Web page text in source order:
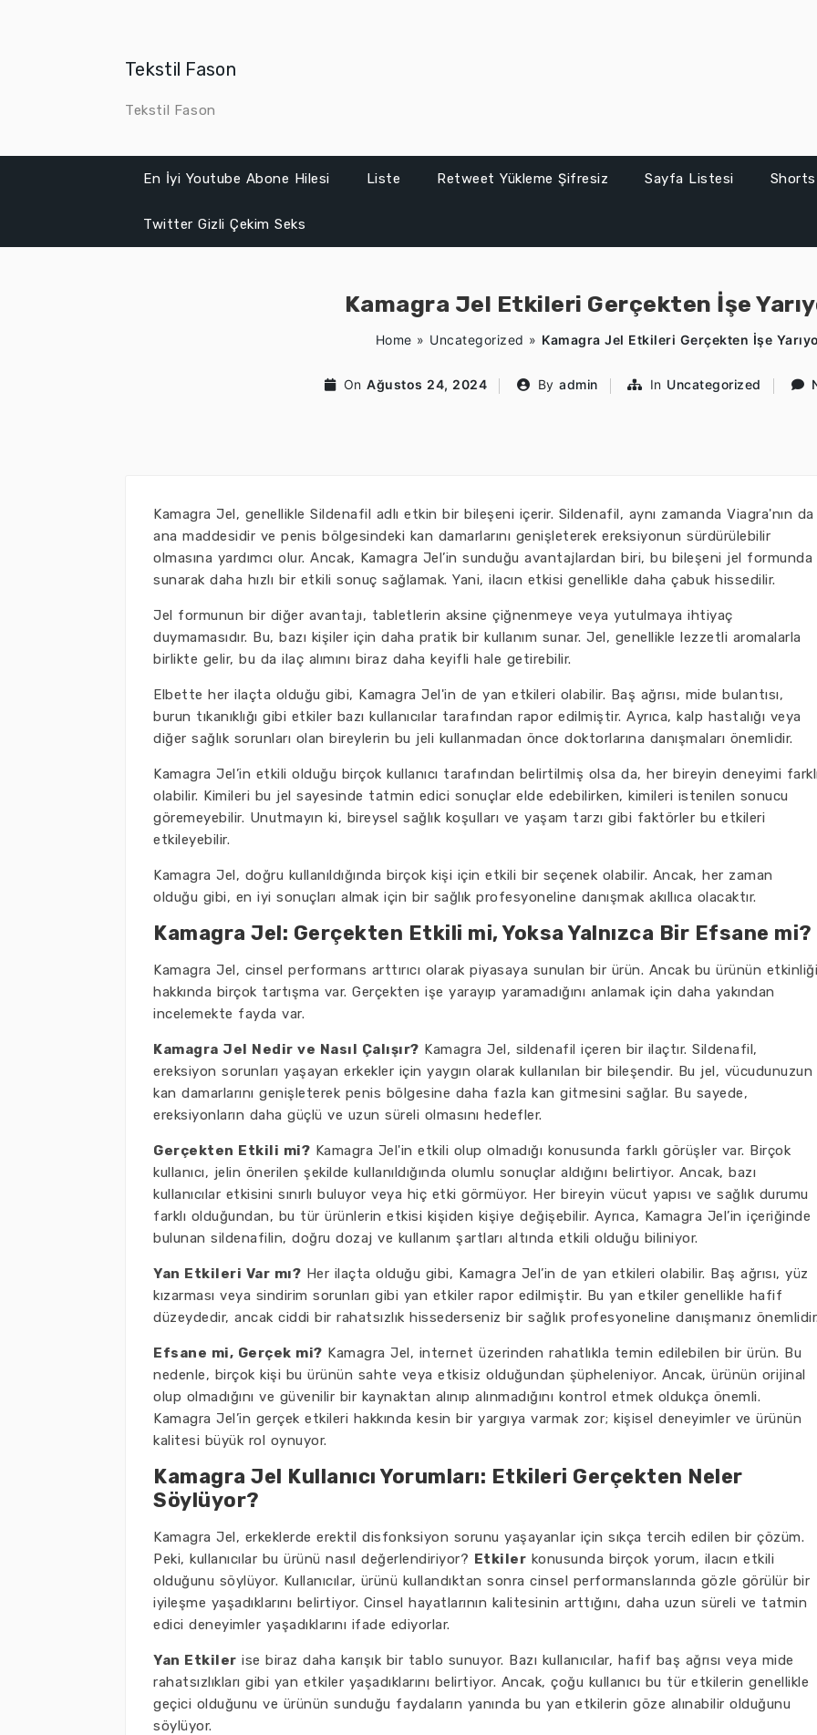
Tekstil Fason
Tekstil Fason
En İyi Youtube Abone Hilesi Liste Retweet Yükleme Şifresiz Sayfa Listesi
Twitter Gizli Çekim Seks
Kamagra Jel Etkileri Gerçekten İşe
Home » Uncategorized » Kamagra Jel Etkileri Gerçekten İşe
On Ağustos 24, 2024 By admin In Uncategorized
Kamagra Jel, genellikle Sildenafil adlı etkin bir bileşeni içerir. Sildenafil, aynı zamanda Viagra'nın da
ana maddesidir ve penis bölgesindeki kan damarlarını genişleterek ereksiyonun sürdürülebilir
olmasına yardımcı olur. Ancak, Kamagra Jel’in sunduğu avantajlardan biri, bu bileşeni jel formunda
sunarak daha hızlı bir etkili sonuç sağlamak. Yani, ilacın etkisi genellikle daha çabuk hissedilir.
Jel formunun bir diğer avantajı, tabletlerin aksine çiğnenmeye veya yutulmaya ihtiyaç
duymamasıdır. Bu, bazı kişiler için daha pratik bir kullanım sunar. Jel, genellikle lezzetli aromalarla
birlikte gelir, bu da ilaç alımını biraz daha keyifli hale getirebilir.
Elbette her ilaçta olduğu gibi, Kamagra Jel'in de yan etkileri olabilir. Baş ağrısı, mide bulantısı,
burun tıkanıklığı gibi etkiler bazı kullanıcılar tarafından rapor edilmiştir. Ayrıca, kalp hastalığı veya
diğer sağlık sorunları olan bireylerin bu jeli kullanmadan önce doktorlarına danışmaları önemlidir.
Kamagra Jel’in etkili olduğu birçok kullanıcı tarafından belirtilmiş olsa da, her bireyin deneyimi
olabilir. Kimileri bu jel sayesinde tatmin edici sonuçlar elde edebilirken, kimileri istenilen sonucu
göremeyebilir. Unutmayın ki, bireysel sağlık koşulları ve yaşam tarzı gibi faktörler bu etkileri
etkileyebilir.
Kamagra Jel, doğru kullanıldığında birçok kişi için etkili bir seçenek olabilir. Ancak, her zaman
olduğu gibi, en iyi sonuçları almak için bir sağlık profesyoneline danışmak akıllıca olacaktır.
Kamagra Jel: Gerçekten Etkili mi, Yoksa Yalnızca Bir Efsane mi?
Kamagra Jel, cinsel performans arttırıcı olarak piyasaya sunulan bir ürün. Ancak bu ürünün etkinliği
hakkında birçok tartışma var. Gerçekten işe yarayıp yaramadığını anlamak için daha yakından
incelemekte fayda var.
Kamagra Jel Nedir ve Nasıl Çalışır? Kamagra Jel, sildenafil içeren bir ilaçtır. Sildenafil,
ereksiyon sorunları yaşayan erkekler için yaygın olarak kullanılan bir bileşendir. Bu jel, vücudunuzun
kan damarlarını genişleterek penis bölgesine daha fazla kan gitmesini sağlar. Bu sayede,
ereksiyonların daha güçlü ve uzun süreli olmasını hedefler.
Gerçekten Etkili mi? Kamagra Jel'in etkili olup olmadığı konusunda farklı görüşler var. Birçok
kullanıcı, jelin önerilen şekilde kullanıldığında olumlu sonuçlar aldığını belirtiyor. Ancak, bazı
kullanıcılar etkisini sınırlı buluyor veya hiç etki görmüyor. Her bireyin vücut yapısı ve sağlık durumu
farklı olduğundan, bu tür ürünlerin etkisi kişiden kişiye değişebilir. Ayrıca, Kamagra Jel’in içeriğinde
bulunan sildenafilin, doğru dozaj ve kullanım şartları altında etkili olduğu biliniyor.
Yan Etkileri Var mı? Her ilaçta olduğu gibi, Kamagra Jel’in de yan etkileri olabilir. Baş ağrısı, yüz
kızarması veya sindirim sorunları gibi yan etkiler rapor edilmiştir. Bu yan etkiler genellikle hafif
düzeydedir, ancak ciddi bir rahatsızlık hissederseniz bir sağlık profesyoneline danışmanız
Efsane mi, Gerçek mi? Kamagra Jel, internet üzerinden rahatlıkla temin edilebilen bir ürün. Bu
nedenle, birçok kişi bu ürünün sahte veya etkisiz olduğundan şüpheleniyor. Ancak, ürünün orijinal
olup olmadığını ve güvenilir bir kaynaktan alınıp alınmadığını kontrol etmek oldukça önemli.
Kamagra Jel’in gerçek etkileri hakkında kesin bir yargıya varmak zor; kişisel deneyimler ve ürünün
kalitesi büyük rol oynuyor.
Kamagra Jel Kullanıcı Yorumları: Etkileri Gerçekten Neler
Söylüyor?
Kamagra Jel, erkeklerde erektil disfonksiyon sorunu yaşayanlar için sıkça tercih edilen bir çözüm.
Peki, kullanıcılar bu ürünü nasıl değerlendiriyor? Etkiler konusunda birçok yorum, ilacın etkili
olduğunu söylüyor. Kullanıcılar, ürünü kullandıktan sonra cinsel performanslarında gözle görülür bir
iyileşme yaşadıklarını belirtiyor. Cinsel hayatlarının kalitesinin arttığını, daha uzun süreli ve tatmin
edici deneyimler yaşadıklarını ifade ediyorlar.
Yan Etkiler ise biraz daha karışık bir tablo sunuyor. Bazı kullanıcılar, hafif baş ağrısı veya mide
rahatsızlıkları gibi yan etkiler yaşadıklarını belirtiyor. Ancak, çoğu kullanıcı bu tür etkilerin genellikle
geçici olduğunu ve ürünün sunduğu faydaların yanında bu yan etkilerin göze alınabilir olduğunu
söylüyor.